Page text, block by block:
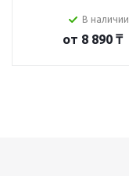
В наличии
от 8 890 ₸